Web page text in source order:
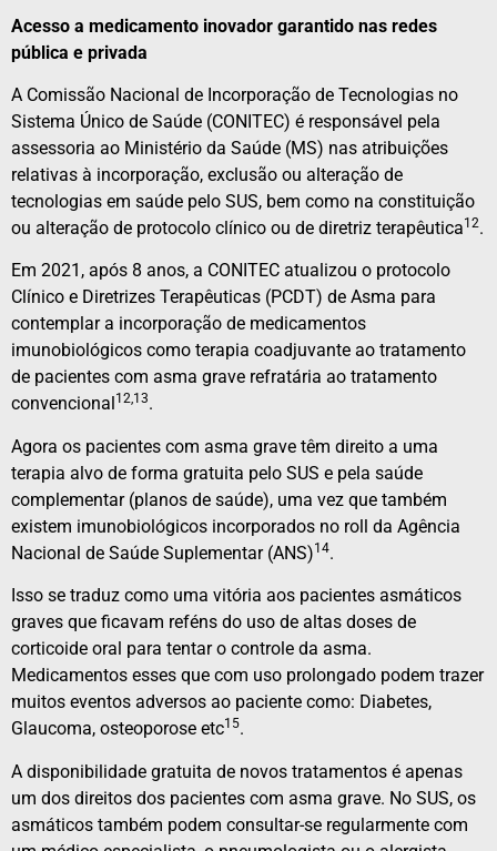
Acesso a medicamento inovador garantido nas redes
pública e privada
A Comissão Nacional de Incorporação de Tecnologias no
Sistema Único de Saúde (CONITEC) é responsável pela
assessoria ao Ministério da Saúde (MS) nas atribuições
relativas à incorporação, exclusão ou alteração de
tecnologias em saúde pelo SUS, bem como na constituição
ou alteração de protocolo clínico ou de diretriz terapêutica12.
Em 2021, após 8 anos, a CONITEC atualizou o protocolo
Clínico e Diretrizes Terapêuticas (PCDT) de Asma para
contemplar a incorporação de medicamentos
imunobiológicos como terapia coadjuvante ao tratamento
de pacientes com asma grave refratária ao tratamento
convencional 12,13.
Agora os pacientes com asma grave têm direito a uma
terapia alvo de forma gratuita pelo SUS e pela saúde
complementar (planos de saúde), uma vez que também
existem imunobiológicos incorporados no roll da Agência
Nacional de Saúde Suplementar (ANS)14.
Isso se traduz como uma vitória aos pacientes asmáticos
graves que ficavam reféns do uso de altas doses de
corticoide oral para tentar o controle da asma.
Medicamentos esses que com uso prolongado podem trazer
muitos eventos adversos ao paciente como: Diabetes,
Glaucoma, osteoporose etc15.
A disponibilidade gratuita de novos tratamentos é apenas
um dos direitos dos pacientes com asma grave. No SUS, os
asmáticos também podem consultar-se regularmente com